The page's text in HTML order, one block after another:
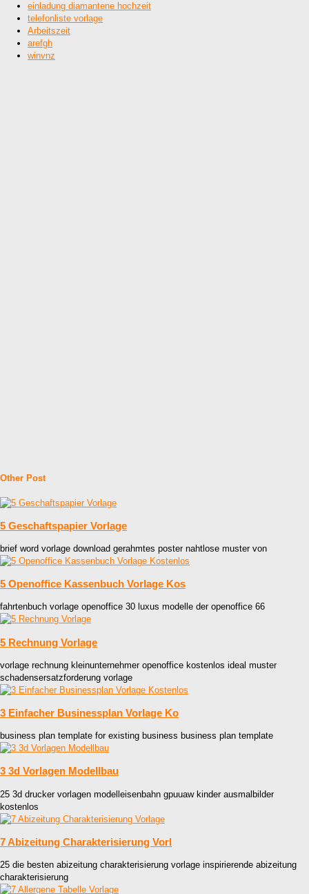
einladung diamantene hochzeit
telefonliste vorlage
Arbeitszeit
arefgh
winvnz
Other Post
5 Geschaftspapier Vorlage
brief word vorlage download gerahmtes poster nahtlose muster von
5 Openoffice Kassenbuch Vorlage Kos
fahrtenbuch vorlage openoffice 30 luxus modelle der openoffice 66
5 Rechnung Vorlage
vorlage rechnung kleinunternehmer openoffice kostenlos ideal muster
schadensersatzforderung vorlage
3 Einfacher Businessplan Vorlage Ko
business plan template for existing business business plan template
3 3d Vorlagen Modellbau
25 3d drucker vorlagen modelleisenbahn gpuuaw kinder ausmalbilder
kostenlos
7 Abizeitung Charakterisierung Vorl
25 die besten abizeitung charakterisierung vorlage inspirierende abizeitung
charakterisierung